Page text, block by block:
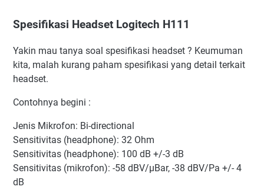
Spesifikasi Headset Logitech H111
Yakin mau tanya soal spesifikasi headset ? Keumuman
kita, malah kurang paham spesifikasi yang detail terkait
headset.
Contohnya begini :
Jenis Mikrofon: Bi-directional
Sensitivitas (headphone): 32 Ohm
Sensitivitas (headphone): 100 dB +/-3 dB
Sensitivitas (mikrofon): -58 dBV/µBar, -38 dBV/Pa +/- 4
dB